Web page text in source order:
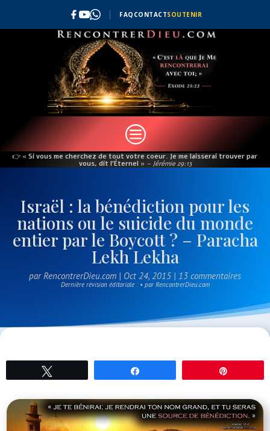
FAQ CONTACTSOUTENIR
c
👉 « Si vous me cherchez de tout votre coeur. Je me laisserai trouver par
vous, dit l’Éternel » – Jérémie 29:13
Israël : la bénédiction pour les
nations ou le suicide du monde
entier par le Boycott ? – Paracha
Lekh Lekha
parRencontrerDieu.com | Oct 24, 2015 | 13 commentaires
Dernière révision éditoriale : • par RencontrerDieu.com